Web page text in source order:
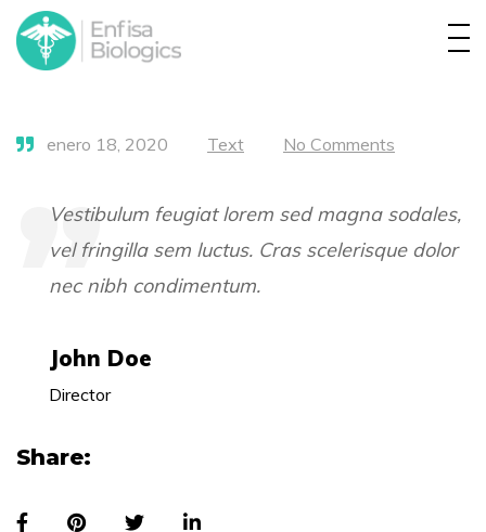
Home
Products
Distribution
Contact
English
enero 18, 2020 Text No Comments
Vestibulum feugiat lorem sed magna sodales,
vel fringilla sem luctus. Cras scelerisque dolor
nec nibh condimentum.
John Doe
Director
Share: